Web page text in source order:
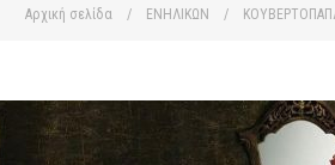
Αρχική σελίδα / ΕΝΗΛΙΚΩΝ /